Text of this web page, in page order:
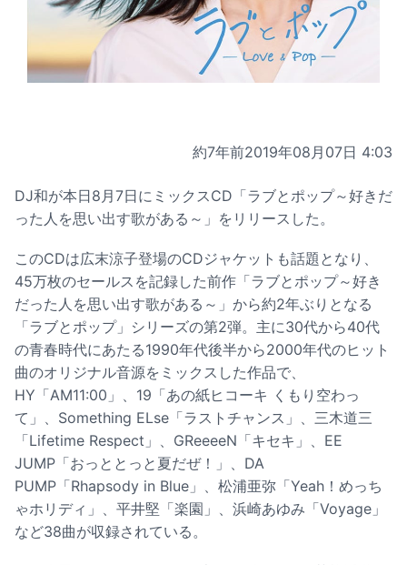
約7年前2019年08月07日 4:03
DJ和が本日8月7日にミックスCD「ラブとポップ～好きだ
った人を思い出す歌がある～」をリリースした。
このCDは広末涼子登場のCDジャケットも話題となり、
45万枚のセールスを記録した前作「ラブとポップ～好き
だった人を思い出す歌がある～」から約2年ぶりとなる
「ラブとポップ」シリーズの第2弾。主に30代から40代
の青春時代にあたる1990年代後半から2000年代のヒット
曲のオリジナル音源をミックスした作品で、
HY「AM11:00」、19「あの紙ヒコーキ くもり空わっ
て」、Something ELse「ラストチャンス」、三木道三
「Lifetime Respect」、GReeeeN「キセキ」、EE
JUMP「おっととっと夏だぜ！」、DA
PUMP「Rhapsody in Blue」、松浦亜弥「Yeah！めっち
ゃホリディ」、平井堅「楽園」、浜崎あゆみ「Voyage」
など38曲が収録されている。